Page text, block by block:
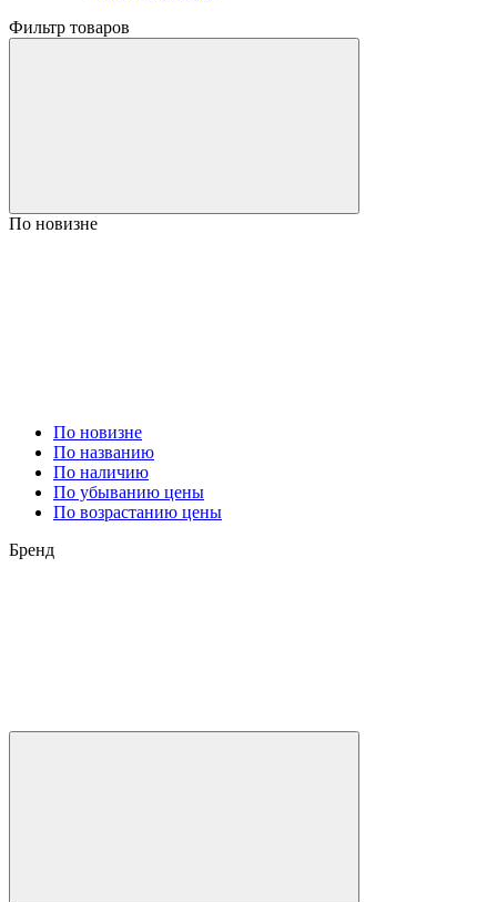
Фильтр товаров
По новизне
По новизне
По названию
По наличию
По убыванию цены
По возрастанию цены
Бренд